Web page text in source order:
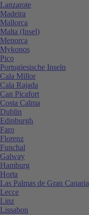
Lanzarote
Madeira
Mallorca
Malta (Insel)
Menorca
Mykonos
Pico
Portugiesische Inseln
Cala Millor
Cala Rajada
Can Picafort
Costa Calma
Dublin
Edinburgh
Faro
Florenz
Funchal
Galway
Hamburg
Horta
Las Palmas de Gran Canaria
Lecce
Linz
Lissabon